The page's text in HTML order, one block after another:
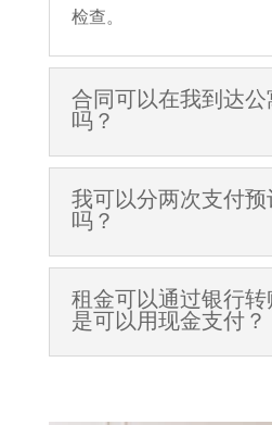
检查。
合同可以在我到达
吗？
我可以分两次支付预
吗？
租金可以通过银行
是可以用现金支付？